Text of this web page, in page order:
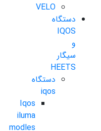
VELO
دستگاه
IQOS
و
سیگار
HEETS
دستگاه
iqos
Iqos
iluma
modles